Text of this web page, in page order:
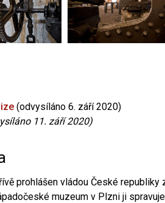
(odvysíláno 6. září 2020)
11. září 2020)
prohlášen vládou České republiky
muzeum v Plzni ji